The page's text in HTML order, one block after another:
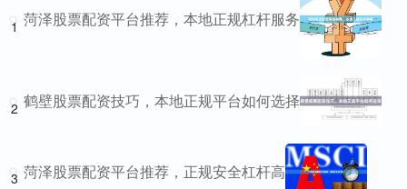
1 菏泽股票配资平台推荐，本地正规杠杆服务
2 鹤壁股票配资技巧，本地正规平台如何选择
3 菏泽股票配资平台推荐，正规安全杠杆高